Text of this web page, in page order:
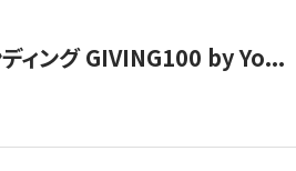
ィング GIVING100 by Yo...